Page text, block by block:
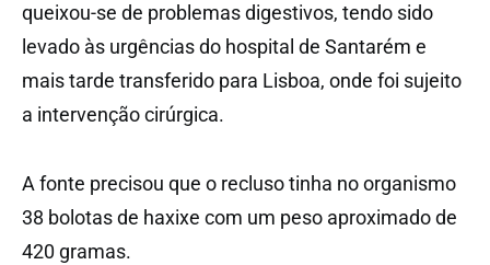
queixou-se de problemas digestivos, tendo sido
levado às urgências do hospital de Santarém e
mais tarde transferido para Lisboa, onde foi sujeito
a intervenção cirúrgica.
A fonte precisou que o recluso tinha no organismo
38 bolotas de haxixe com um peso aproximado de
420 gramas.